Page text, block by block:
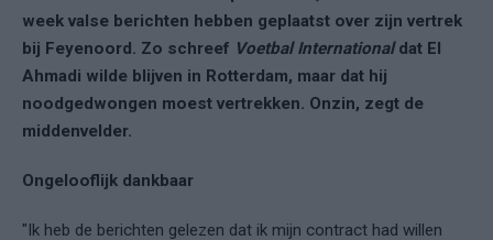
week valse berichten hebben geplaatst over zijn vertrek
bij Feyenoord. Zo schreef Voetbal Internationaldat El
Ahmadi wilde blijven in Rotterdam, maar dat hij
noodgedwongen moest vertrekken. Onzin, zegt de
middenvelder.
Ongelooflijk dankbaar
"Ik heb de berichten gelezen dat ik mijn contract had willen